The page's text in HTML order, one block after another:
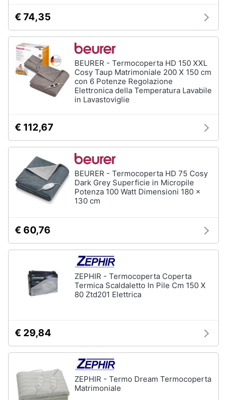
Brico
e
Giardinaggio
Salute
e
Beauty
Giocattoli
Prima
infanzia
Casalinghi
Abbigliamento
Animali
Libri,
cd
Ventilatori
e
Trattamento
dell'aria
Deumidificatore
Ventilatore
Ventilatore
Dyson
Vedi
Accessori
Termostato
camino
Cornice
camino
€ 74,35
BEURER - Termocoperta HD 150 XXL
Cosy Taup Matrimoniale 200 X 150 cm
con 6 Potenze Regolazione
Elettronica della Temperatura Lavabile
in Lavastoviglie
€ 112,67
BEURER - Termocoperta HD 75 Cosy
Dark Grey Superficie in Micropile
Potenza 100 Watt Dimensioni 180 x
130 cm
€ 60,76
ZEPHIR - Termocoperta Coperta
Termica Scaldaletto In Pile Cm 150 X
80 Ztd201 Elettrica
€ 29,84
ZEPHIR - Termo Dream Termocoperta
Matrimoniale